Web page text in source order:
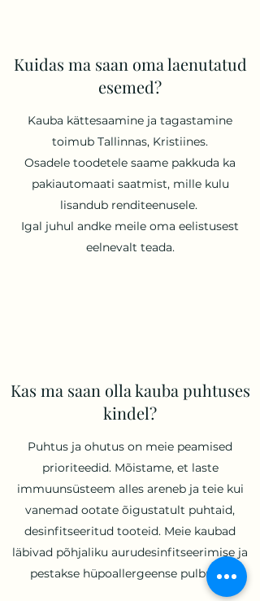
Kuidas ma saan oma laenutatud
esemed?
Kauba kättesaamine ja tagastamine
toimub Tallinnas, Kristiines.
Osadele toodetele saame pakkuda ka
pakiautomaati saatmist, mille kulu
lisandub renditeenusele.
Igal juhul andke meile oma eelistusest
eelnevalt teada.
Kas ma saan olla kauba puhtuses
kindel?
Puhtus ja ohutus on meie peamised
prioriteedid. Mõistame, et laste
immuunsüsteem alles areneb ja teie kui
vanemad ootate õigustatult puhtaid,
desinfitseeritud tooteid. Meie kaubad
läbivad põhjaliku aurudesinfitseerimise ja
pestakse hüpoallergeense pulbriga.